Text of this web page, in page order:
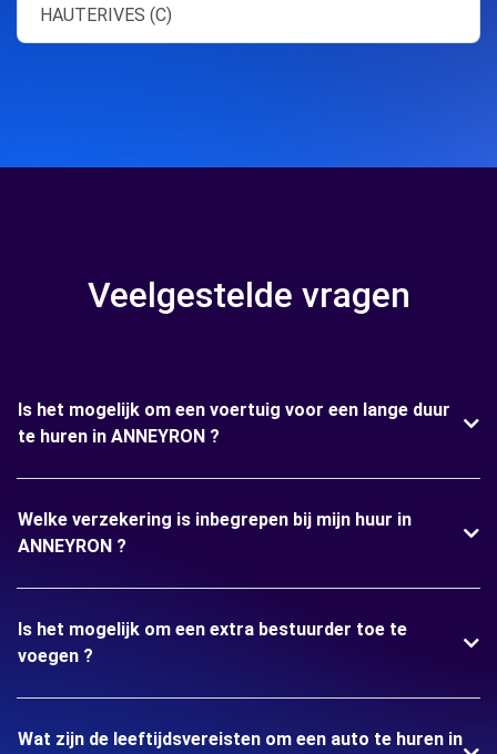
HAUTERIVES (C)
Veelgestelde vragen
Is het mogelijk om een voertuig voor een lange duur
te huren in ANNEYRON ?
Welke verzekering is inbegrepen bij mijn huur in
ANNEYRON ?
Is het mogelijk om een extra bestuurder toe te
voegen ?
Wat zijn de leeftijdsvereisten om een auto te huren in